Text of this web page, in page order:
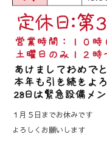
１月５日までお休みです
よろしくお願いします